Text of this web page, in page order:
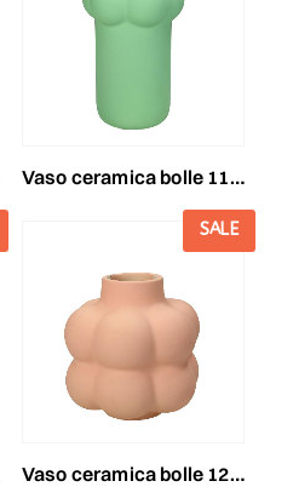
vaso ceramica bolle 11x10 cm h.19 cm -dolomite- verde menta
SALE
vaso ceramica bolle 12x11 cm h.13 cm -dolomite- rosa